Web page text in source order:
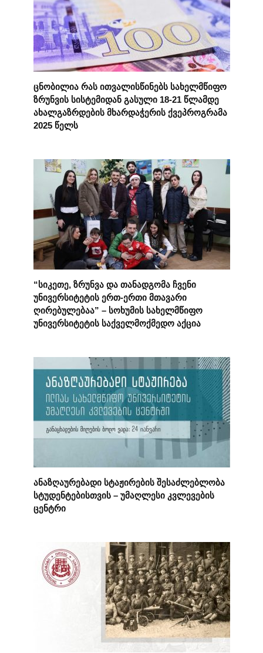
ცნობილია რას ითვალისწინებს სახელმწიფო
ზრუნვის სისტემიდან გასული 18-21 წლამდე
ახალგაზრდების მხარდაჭერის ქვეპროგრამა
2025 წელს
“სიკეთე, ზრუნვა და თანადგომა ჩვენი
უნივერსიტეტის ერთ-ერთი მთავარი
ღირებულებაა” – სოხუმის სახელმწიფო
უნივერსიტეტის საქველმოქმედო აქცია
ანაზღაურებადი სტაჟირების შესაძლებლობა
სტუდენტებისთვის – უმაღლესი კვლევების
ცენტრი